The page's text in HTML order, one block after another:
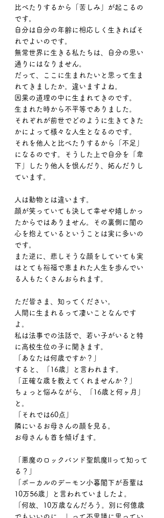
比べたりするから「苦しみ」が起こるの
です。
自分は自分の年齢に相応しく生きればそ
れでよいのです。
無常世界に生きる私たちは、自分の思い
通りにはなりません。
だって、ここに生まれたいと思って生ま
れてきましたか。違いますよね。
因果の道理の中に生まれてきのです。
生まれた時から不平等でありました。
それぞれが前世でどのように生きてきた
かによって様々な人生となるのです。
それを他人と比べたりするから「不足」
になるのです。そうした上で自分を「卑
下」したり他人を恨んだり、妬んだりし
ています。
人は動物とは違います。
顔が笑っていても決して幸せや嬉しかっ
たからではありません。その裏側に闇の
心を抱えているということは実に多いの
です。
また逆に、悲しそうな顔をしていても実
はとても裕福で恵まれた人生を歩んでい
る人もたくさんおられます。
ただ皆さま、知ってください。
人間に生まれるって凄いことなんです
よ。
私は法事での法話で、若い子がいると特
に高校生位の子に聞きます。
「あなたは何歳ですか？」
すると、「16歳」と言われます。
「正確な歳を教えてくれませんか？」
ちょっと悩みながら、「16歳と何ヶ月」
と。
「それでは60点」
隣にいるお母さんの顔を見る。
お母さんも首を傾げます。
「悪魔のロックバンド聖飢魔IIって知って
る？」
「ボーカルのデーモン小暮閣下が吾輩は
10万56歳」と言われていましたよ。
「何故、10万歳なんだろう。別に何億歳
でもいいのに。」って不思議に思ってい